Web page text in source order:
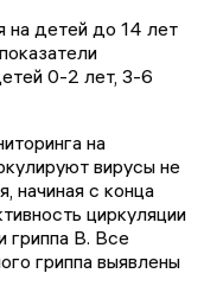
на детей до 14 лет
0-2 лет, 3-6
на
вирусы не
начиная с конца
циркуляции
гриппа В. Все
гриппа выявлены